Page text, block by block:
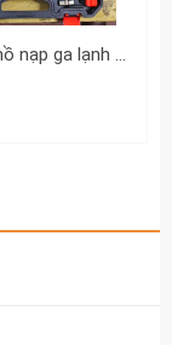
Bộ đồng hồ nạp ga lạnh điều hòa ô tô R134A R410A R22 R404A Wetools 21 chi tiết WT-75221